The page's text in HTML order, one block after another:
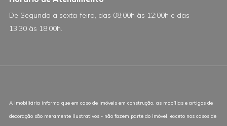
De Segunda a sexta-feira, das 08:00h às 12:00h e das
13:30 às 18:00h.
A Imobiliária informa que em caso de imóveis em construção, as mobílias e artigos de
decoração são meramente ilustrativos - não fazem parte do imóvel, exceto nos casos de